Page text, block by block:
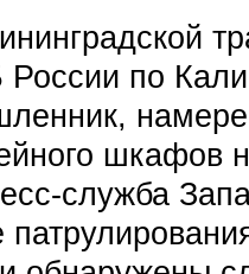
по
шкафов
служба